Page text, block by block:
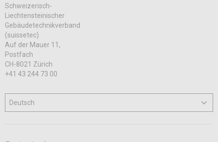
Schweizerisch-
Liechtensteinischer
Gebäudetechnikverband
(suissetec)
Auf der Mauer 11,
Postfach
CH-8021 Zürich
+41 43 244 73 00